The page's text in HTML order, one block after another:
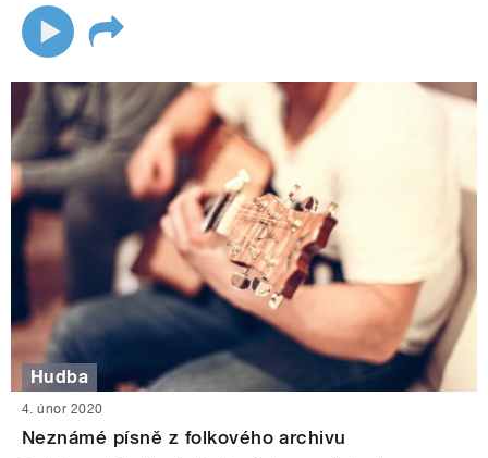
Hudba
4. únor 2020
Neznámé písně z folkového archivu